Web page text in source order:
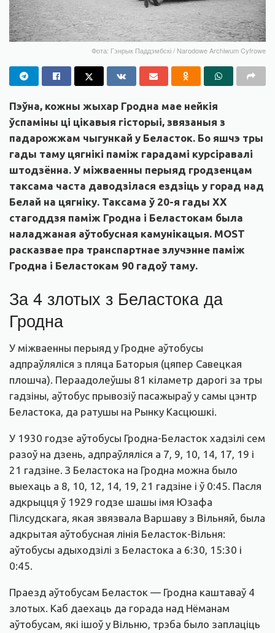
Фота: Гэнрык Паддэмбскі / Narodowe Archiwum Cyfrowe
Пэўна, кожны жыхар Гродна мае нейкія
ўспаміны ці цікавыя гісторыі, звязаныя з
падарожжам чыгункай у Беласток. Бо яшчэ тры
гады таму цягнікі паміж гарадамі курсіравалі
штодзённа. У міжваенны перыяд гродзенцам
таксама часта даводзілася ездзіць у горад над
Белай на цягніку. Таксама ў 20-я гады ХХ
стагоддзя паміж Гродна і Беластокам была
наладжаная аўтобусная камунікацыя. MOST
расказвае пра транспартнае злучэнне паміж
Гродна і Беластокам 90 гадоў таму.
За 4 злотых з Беластока да
Гродна
У міжваенны перыяд у Гродне аўтобусы
адпраўляліся з пляца Баторыя (цяпер Савецкая
плошча). Пераадолеўшы 81 кіламетр дарогі за тры
гадзіны, аўтобус прывозіў пасажыраў у самы цэнтр
Беластока, да ратушы на Рынку Касцюшкі.
У 1930 годзе аўтобусы Гродна-Беласток хадзілі сем
разоў на дзень, адпраўляліся а 7, 9, 10, 14, 17, 19 і
21 гадзіне. З Беластока на Гродна можна было
выехаць а 8, 10, 12, 14, 19, 21 гадзіне і ў 0:45. Пасля
адкрыцця ў 1929 годзе шашы імя Юзафа
Пілсудскага, якая звязвала Варшаву з Вільняй, была
адкрытая аўтобусная лінія Беласток-Вільня:
аўтобусы адыходзілі з Беластока а 6:30, 15:30 і
0:45.
Праезд аўтобусам Беласток — Гродна каштаваў 4
злотых. Каб даехаць да горада над Нёманам
аўтобусам, які ішоў у Вільню, трэба было заплаціць